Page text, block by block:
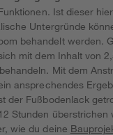
Ist dieser
Untergründe
behandelt werden.
mit dem Inhalt von
Mit dem
ansprechendes
der Fußbodenlack
Stunden überstrichen
wie du deine